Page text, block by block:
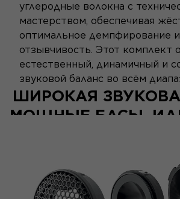
углеродные волокна с
мастерством, обеспечивая
оптимальное демпфирование
отзывчивость. Этот комплект
естественный, динамичный и
звуковой баланс во всём
ШИРОКАЯ
МОЩНЫЕ БАСЫ,